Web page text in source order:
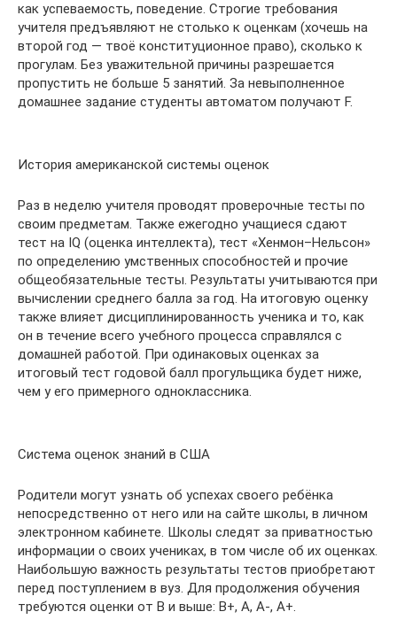
как успеваемость, поведение. Строгие требования
учителя предъявляют не столько к оценкам (хочешь на
второй год — твоё конституционное право), сколько к
прогулам. Без уважительной причины разрешается
пропустить не больше 5 занятий. За невыполненное
домашнее задание студенты автоматом получают F.
История американской системы оценок
Раз в неделю учителя проводят проверочные тесты по
своим предметам. Также ежегодно учащиеся сдают
тест на IQ (оценка интеллекта), тест «Хенмон–Нельсон»
по определению умственных способностей и прочие
общеобязательные тесты. Результаты учитываются при
вычислении среднего балла за год. На итоговую оценку
также влияет дисциплинированность ученика и то, как
он в течение всего учебного процесса справлялся с
домашней работой. При одинаковых оценках за
итоговый тест годовой балл прогульщика будет ниже,
чем у его примерного одноклассника.
Система оценок знаний в США
Родители могут узнать об успехах своего ребёнка
непосредственно от него или на сайте школы, в личном
электронном кабинете. Школы следят за приватностью
информации о своих учениках, в том числе об их оценках.
Наибольшую важность результаты тестов приобретают
перед поступлением в вуз. Для продолжения обучения
требуются оценки от B и выше: B+, A, A-, A+.